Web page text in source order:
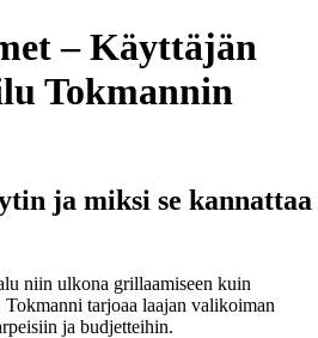
– Käyttäjän
Tokmannin
ja miksi se kannattaa
niin ulkona grillaamiseen kuin
tarjoaa laajan valikoiman
ja budjetteihin.